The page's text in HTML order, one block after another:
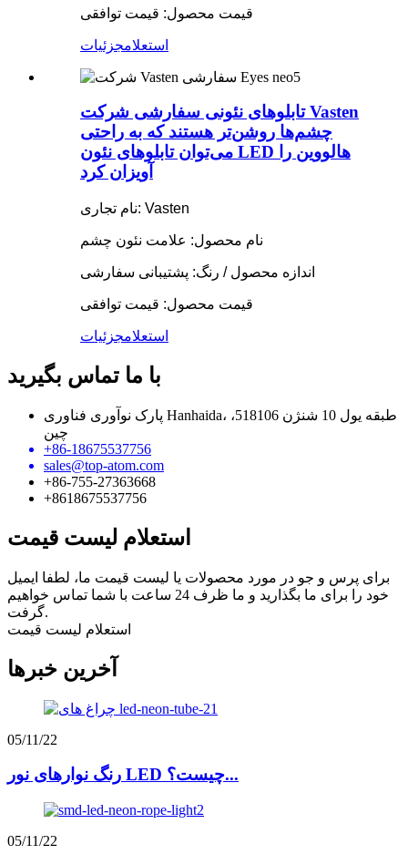
قیمت محصول: قیمت توافقی
استعلامجزئیات
تابلوهای نئونی سفارشی شرکت Vasten
چشم‌ها روشن‌تر هستند که به راحتی
می‌توان تابلوهای نئون LED هالووین را
آویزان کرد
نام تجاری: Vasten
نام محصول: علامت نئون چشم
اندازه محصول / رنگ: پشتیبانی سفارشی
قیمت محصول: قیمت توافقی
استعلامجزئیات
با ما تماس بگیرید
پارک نوآوری فناوری Hanhaida، طبقه یول 10 شنژن 518106،
چین
+86-18675537756
sales@top-atom.com
+86-755-27363668
+8618675537756
استعلام لیست قیمت
برای پرس و جو در مورد محصولات یا لیست قیمت ما، لطفا ایمیل
خود را برای ما بگذارید و ما ظرف 24 ساعت با شما تماس خواهیم
گرفت.
استعلام لیست قیمت
آخرین خبرها
05/11/22
رنگ نوارهای نور LED چیست؟...
05/11/22